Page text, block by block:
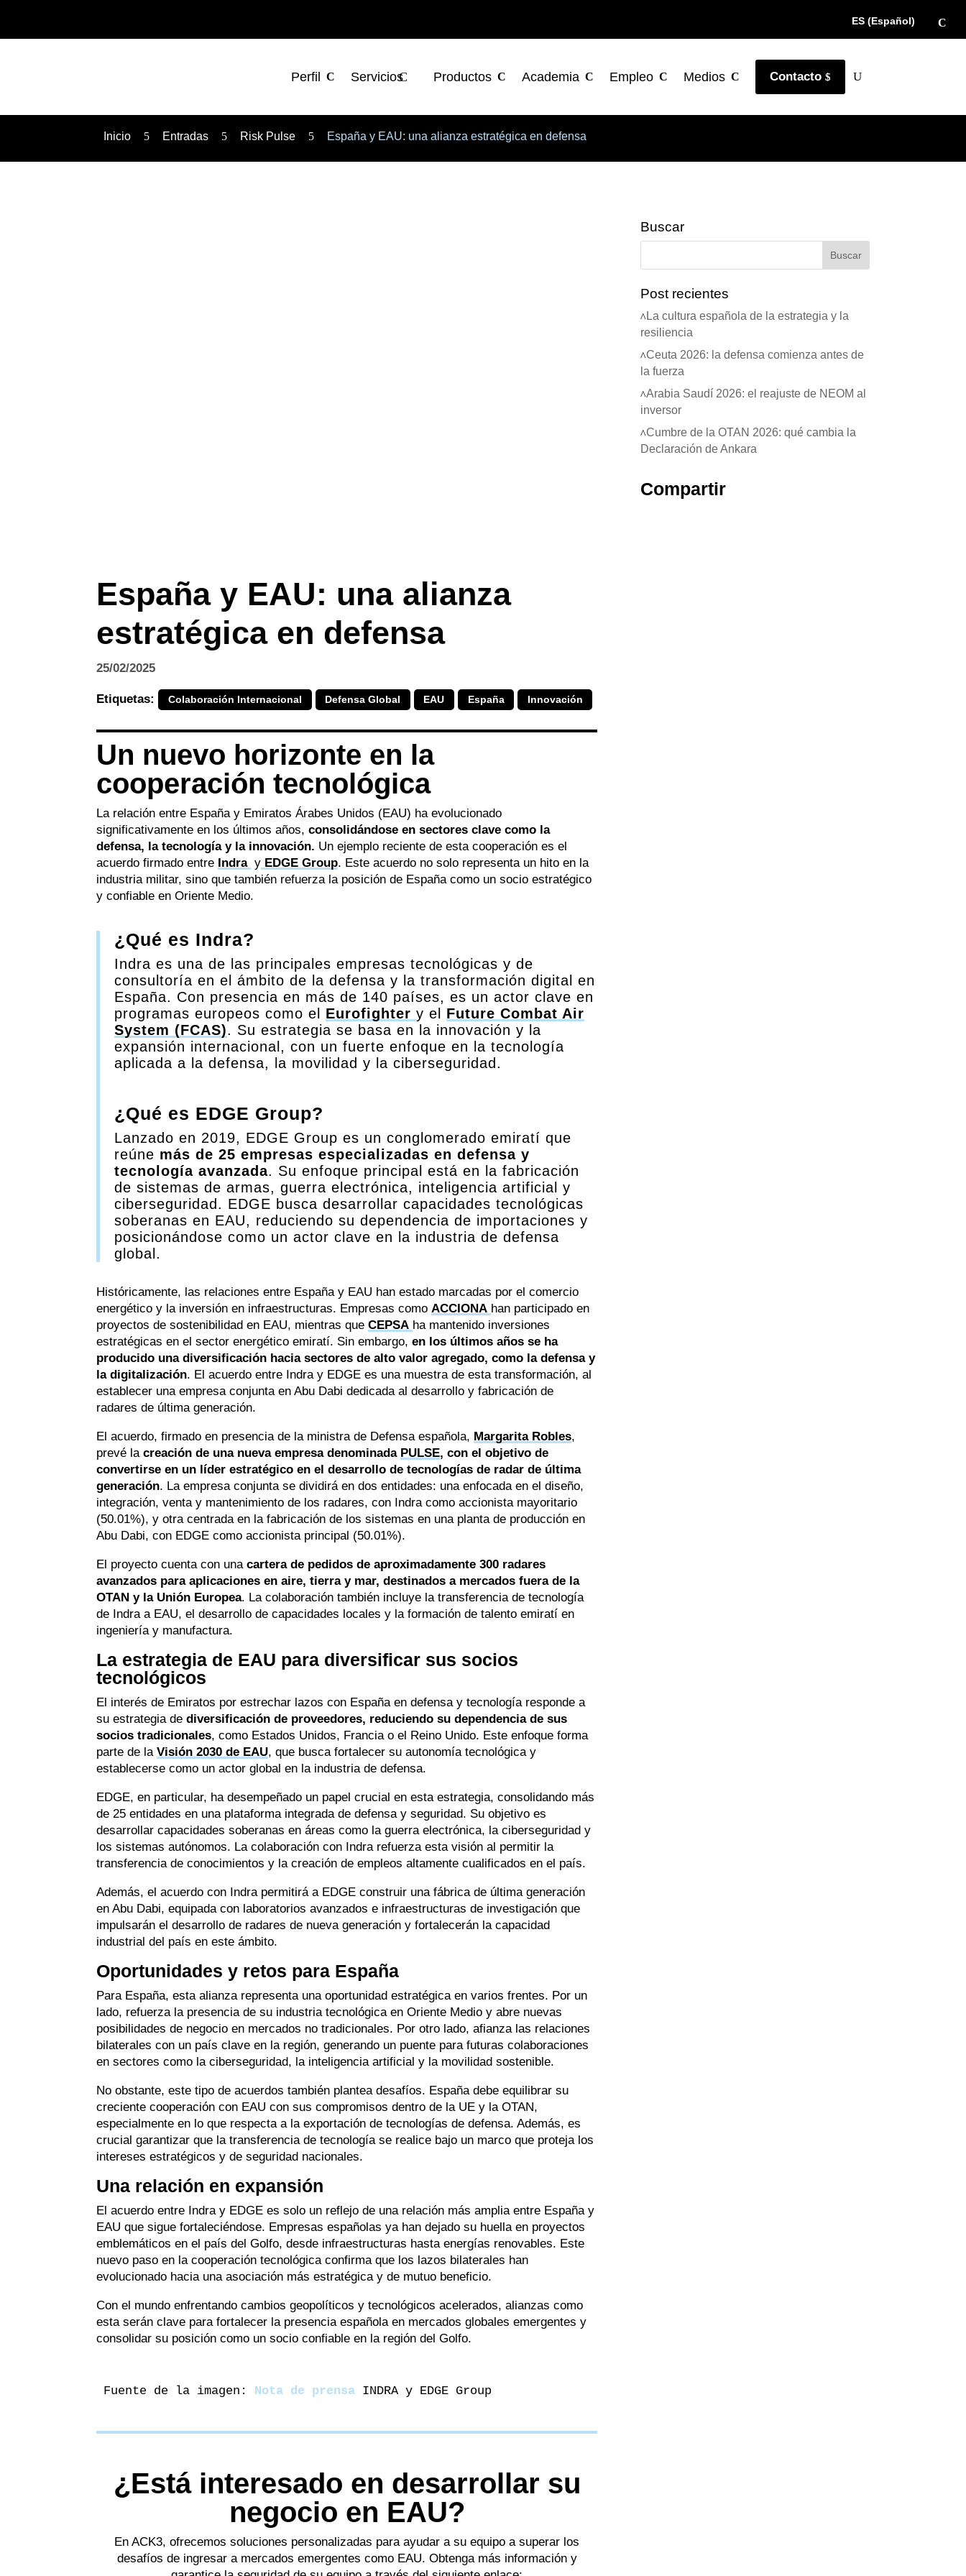
ES (Español)
Perfil Servicios Productos Academia Empleo Medios Contacto
Inicio 5 Entradas 5 Risk Pulse 5 España y EAU: una alianza estratégica en defensa
España y EAU: una alianza
estratégica en defensa
25/02/2025
Etiquetas: Colaboración Internacional Defensa Global EAU España Innovación
Un nuevo horizonte en la
cooperación tecnológica
La relación entre España y Emiratos Árabes Unidos (EAU) ha evolucionado
significativamente en los últimos años,consolidándose en sectores clave como la
defensa, la tecnología y la innovación. Un ejemplo reciente de esta cooperación es el
acuerdo firmado entre Indra y EDGE Group. Este acuerdo no solo representa un hito en la
industria militar, sino que también refuerza la posición de España como un socio estratégico
y confiable en Oriente Medio.
¿Qué es Indra?
Indra es una de las principales empresas tecnológicas y de
consultoría en el ámbito de la defensa y la transformación digital en
España. Con presencia en más de 140 países, es un actor clave en
programas europeos como el Eurofighter y el Future Combat Air
System (FCAS). Su estrategia se basa en la innovación y la
expansión internacional, con un fuerte enfoque en la tecnología
aplicada a la defensa, la movilidad y la ciberseguridad.
¿Qué es EDGE Group?
Lanzado en 2019, EDGE Group es un conglomerado emiratí que
reúne más de 25 empresas especializadas en defensa y
tecnología avanzada. Su enfoque principal está en la fabricación
de sistemas de armas, guerra electrónica, inteligencia artificial y
ciberseguridad. EDGE busca desarrollar capacidades tecnológicas
soberanas en EAU, reduciendo su dependencia de importaciones y
posicionándose como un actor clave en la industria de defensa
global.
Históricamente, las relaciones entre España y EAU han estado marcadas por el comercio
energético y la inversión en infraestructuras. Empresas comoACCIONA han participado en
proyectos de sostenibilidad en EAU, mientras queCEPSA ha mantenido inversiones
estratégicas en el sector energético emiratí. Sin embargo,en los últimos años se ha
producido una diversificación hacia sectores de alto valor agregado, como la defensa y
la digitalización. El acuerdo entre Indra y EDGE es una muestra de esta transformación, al
establecer una empresa conjunta en Abu Dabi dedicada al desarrollo y fabricación de
radares de última generación.
El acuerdo, firmado en presencia de la ministra de Defensa española, Margarita Robles,
prevé lacreación de una nueva empresa denominada PULSE, con el objetivo de
convertirse en un líder estratégico en el desarrollo de tecnologías de radar de última
generación. La empresa conjunta se dividirá en dos entidades: una enfocada en el diseño,
integración, venta y mantenimiento de los radares, con Indra como accionista mayoritario
(50.01%), y otra centrada en la fabricación de los sistemas en una planta de producción en
Abu Dabi, con EDGE como accionista principal (50.01%).
El proyecto cuenta con unacartera de pedidos de aproximadamente 300 radares
avanzados para aplicaciones en aire, tierra y mar, destinados a mercados fuera de la
OTAN y la Unión Europea. La colaboración también incluye la transferencia de tecnología
de Indra a EAU, el desarrollo de capacidades locales y la formación de talento emiratí en
ingeniería y manufactura.
La estrategia de EAU para diversificar sus socios
tecnológicos
El interés de Emiratos por estrechar lazos con España en defensa y tecnología responde a
su estrategia dediversificación de proveedores, reduciendo su dependencia de sus
socios tradicionales, como Estados Unidos, Francia o el Reino Unido. Este enfoque forma
parte de laVisión 2030 de EAU, que busca fortalecer su autonomía tecnológica y
establecerse como un actor global en la industria de defensa.
EDGE, en particular, ha desempeñado un papel crucial en esta estrategia, consolidando más
de 25 entidades en una plataforma integrada de defensa y seguridad. Su objetivo es
desarrollar capacidades soberanas en áreas como la guerra electrónica, la ciberseguridad y
los sistemas autónomos. La colaboración con Indra refuerza esta visión al permitir la
transferencia de conocimientos y la creación de empleos altamente cualificados en el país.
Además, el acuerdo con Indra permitirá a EDGE construir una fábrica de última generación
en Abu Dabi, equipada con laboratorios avanzados e infraestructuras de investigación que
impulsarán el desarrollo de radares de nueva generación y fortalecerán la capacidad
industrial del país en este ámbito.
Oportunidades y retos para España
Para España, esta alianza representa una oportunidad estratégica en varios frentes. Por un
lado, refuerza la presencia de su industria tecnológica en Oriente Medio y abre nuevas
posibilidades de negocio en mercados no tradicionales. Por otro lado, afianza las relaciones
bilaterales con un país clave en la región, generando un puente para futuras colaboraciones
en sectores como la ciberseguridad, la inteligencia artificial y la movilidad sostenible.
No obstante, este tipo de acuerdos también plantea desafíos. España debe equilibrar su
creciente cooperación con EAU con sus compromisos dentro de la UE y la OTAN,
especialmente en lo que respecta a la exportación de tecnologías de defensa. Además, es
crucial garantizar que la transferencia de tecnología se realice bajo un marco que proteja los
intereses estratégicos y de seguridad nacionales.
Una relación en expansión
El acuerdo entre Indra y EDGE es solo un reflejo de una relación más amplia entre España y
EAU que sigue fortaleciéndose. Empresas españolas ya han dejado su huella en proyectos
emblemáticos en el país del Golfo, desde infraestructuras hasta energías renovables. Este
nuevo paso en la cooperación tecnológica confirma que los lazos bilaterales han
evolucionado hacia una asociación más estratégica y de mutuo beneficio.
Con el mundo enfrentando cambios geopolíticos y tecnológicos acelerados, alianzas como
esta serán clave para fortalecer la presencia española en mercados globales emergentes y
consolidar su posición como un socio confiable en la región del Golfo.
Fuente de la imagen: Nota de prensa INDRA y EDGE Group
¿Está interesado en desarrollar su
negocio en EAU?
En ACK3, ofrecemos soluciones personalizadas para ayudar a su equipo a superar los
desafíos de ingresar a mercados emergentes como EAU. Obtenga más información y
Buscar
Post recientes
La cultura española de la estrategia y la
resiliencia
Ceuta 2026: la defensa comienza antes de
la fuerza
Arabia Saudí 2026: el reajuste de NEOM al
inversor
Cumbre de la OTAN 2026: qué cambia la
Declaración de Ankara
Compartir